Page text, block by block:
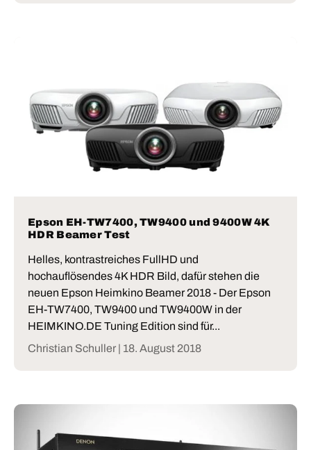
Epson EH-TW7400, TW9400 und 9400W 4K
HDR Beamer Test
Helles, kontrastreiches FullHD und
hochauflösendes 4K HDR Bild, dafür stehen die
neuen Epson Heimkino Beamer 2018 - Der Epson
EH-TW7400, TW9400 und TW9400W in der
HEIMKINO.DE Tuning Edition sind für...
Christian Schuller | 18. August 2018